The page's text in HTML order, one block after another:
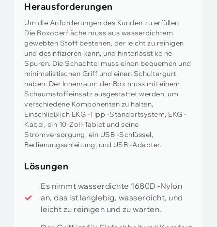
Herausforderungen
Um die Anforderungen des Kunden zu erfüllen,
Die Boxoberfläche muss aus wasserdichtem
gewebten Stoff bestehen, der leicht zu reinigen
und desinfizieren kann, und hinterlässt keine
Spuren. Die Schachtel muss einen bequemen und
minimalistischen Griff und einen Schultergurt
haben. Der Innenraum der Box muss mit einem
Schaumstoffeinsatz ausgestattet werden, um
verschiedene Komponenten zu halten,
Einschließlich EKG -Tipp -Standortsystem, EKG -
Kabel, ein 10-Zoll-Tablet und seine
Stromversorgung, ein USB -Schlüssel,
Bedienungsanleitung, und USB -Adapter.
Lösungen
Es nimmt wasserdichte 1680D -Nylon
an, das ist langlebig, wasserdicht, und
leicht zu reinigen und zu warten.